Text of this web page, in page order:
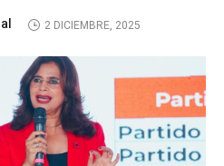
2 DICIEMBRE, 2025